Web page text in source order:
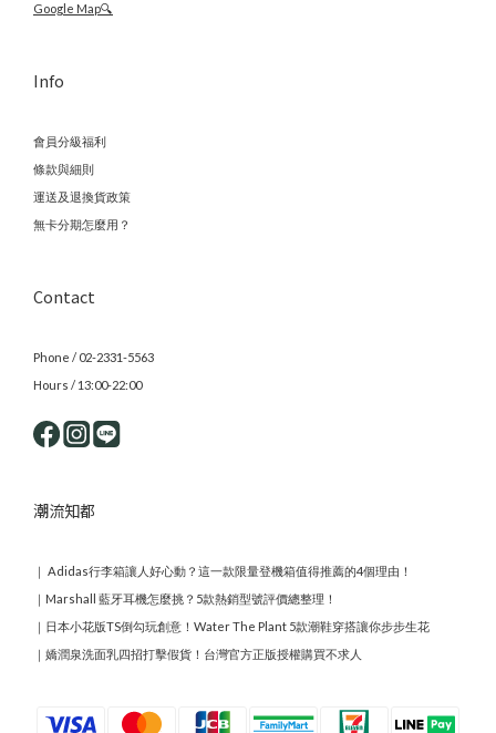
Google Map🔍
Info
會員分級福利
條款與細則
運送及退換貨政策
無卡分期怎麼用？
Contact
Phone / 02-2331-5563
Hours / 13:00-22:00
潮流知都
｜ Adidas行李箱讓人好心動？這一款限量登機箱值得推薦的4個理由！
｜ Marshall 藍牙耳機怎麼挑？5款熱銷型號評價總整理！
｜ 日本小花版TS倒勾玩創意！Water The Plant 5款潮鞋穿搭讓你步步生花
｜ 嬌潤泉洗面乳四招打擊假貨！台灣官方正版授權購買不求人